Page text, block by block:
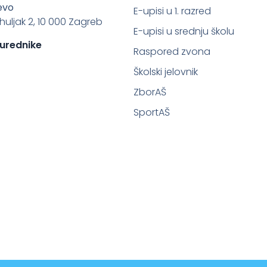
2, 10 000 Zagreb
E-upisi u 1. razred
E-upisi u srednju školu
Raspored zvona
Školski jelovnik
ZborAŠ
SportAŠ